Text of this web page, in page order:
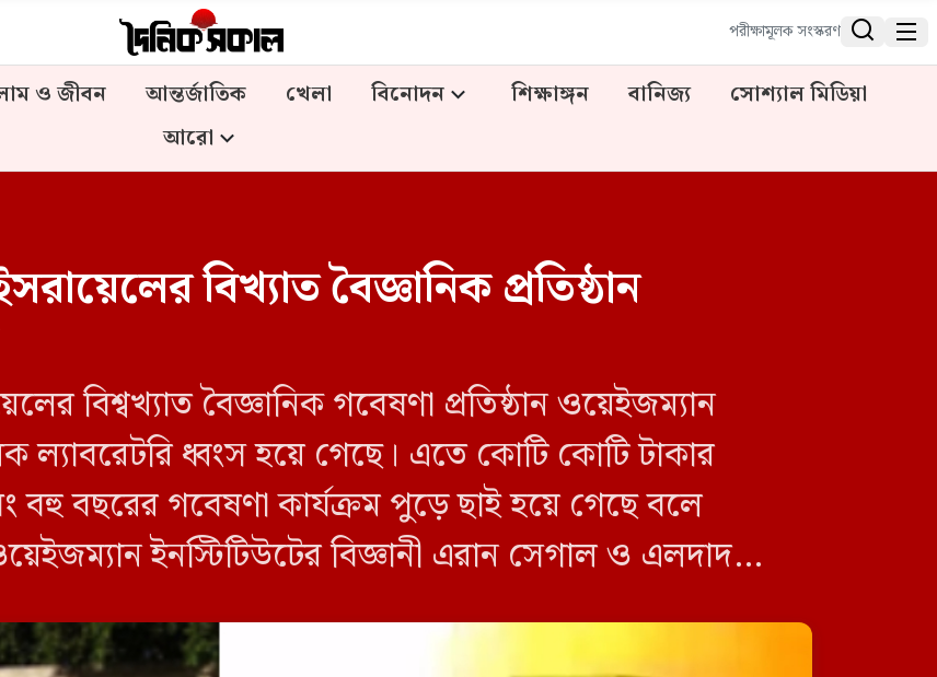
পরীক্ষামূলক সংস্করণ  
ও জীবন আন্তর্জাতিক খেলা বিনোদন শিক্ষাঙ্গন বানিজ্য
সোশ্যাল মিডিয়া
আরো
বিখ্যাত বৈজ্ঞানিক প্রতিষ্ঠান
বিশ্বখ্যাত বৈজ্ঞানিক গবেষণা প্রতিষ্ঠান ওয়েইজম্যান
ল্যাবরেটরি ধ্বংস হয়ে গেছে। এতে কোটি কোটি টাকার
বহু বছরের গবেষণা কার্যক্রম পুড়ে ছাই হয়ে গেছে বলে
ওয়েইজম্যান ইনস্টিটিউটের বিজ্ঞানী এরান সেগাল ও এলদাদ